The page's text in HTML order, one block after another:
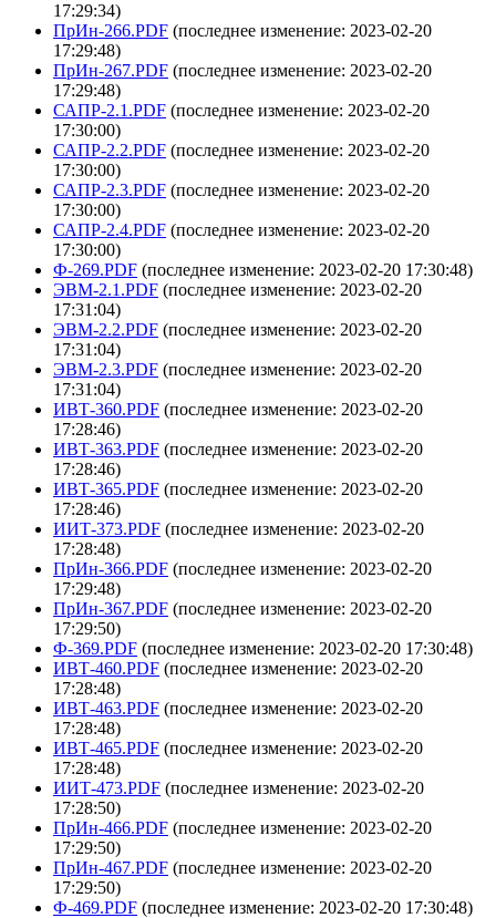
17:29:34)
ПрИн-266.PDF (последнее изменение: 2023-02-20
17:29:48)
ПрИн-267.PDF (последнее изменение: 2023-02-20
17:29:48)
САПР-2.1.PDF (последнее изменение: 2023-02-20
17:30:00)
САПР-2.2.PDF (последнее изменение: 2023-02-20
17:30:00)
САПР-2.3.PDF (последнее изменение: 2023-02-20
17:30:00)
САПР-2.4.PDF (последнее изменение: 2023-02-20
17:30:00)
Ф-269.PDF (последнее изменение: 2023-02-20 17:30:48)
ЭВМ-2.1.PDF (последнее изменение: 2023-02-20
17:31:04)
ЭВМ-2.2.PDF (последнее изменение: 2023-02-20
17:31:04)
ЭВМ-2.3.PDF (последнее изменение: 2023-02-20
17:31:04)
ИВТ-360.PDF (последнее изменение: 2023-02-20
17:28:46)
ИВТ-363.PDF (последнее изменение: 2023-02-20
17:28:46)
ИВТ-365.PDF (последнее изменение: 2023-02-20
17:28:46)
ИИТ-373.PDF (последнее изменение: 2023-02-20
17:28:48)
ПрИн-366.PDF (последнее изменение: 2023-02-20
17:29:48)
ПрИн-367.PDF (последнее изменение: 2023-02-20
17:29:50)
Ф-369.PDF (последнее изменение: 2023-02-20 17:30:48)
ИВТ-460.PDF (последнее изменение: 2023-02-20
17:28:48)
ИВТ-463.PDF (последнее изменение: 2023-02-20
17:28:48)
ИВТ-465.PDF (последнее изменение: 2023-02-20
17:28:48)
ИИТ-473.PDF (последнее изменение: 2023-02-20
17:28:50)
ПрИн-466.PDF (последнее изменение: 2023-02-20
17:29:50)
ПрИн-467.PDF (последнее изменение: 2023-02-20
17:29:50)
Ф-469.PDF (последнее изменение: 2023-02-20 17:30:48)